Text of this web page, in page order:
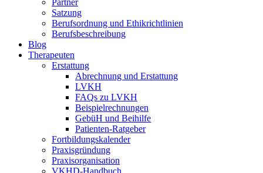
Partner
Satzung
Berufsordnung und Ethikrichtlinien
Berufsbeschreibung
Blog
Therapeuten
Erstattung
Abrechnung und Erstattung
LVKH
FAQs zu LVKH
Beispielrechnungen
GebüH und Beihilfe
Patienten-Ratgeber
Fortbildungskalender
Praxisgründung
Praxisorganisation
VKHD-Handbuch